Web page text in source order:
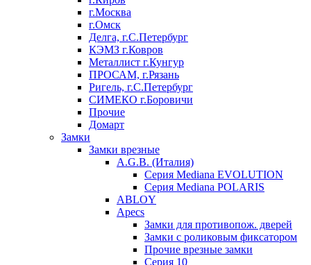
г.Москва
г.Омск
Делга, г.С.Петербург
КЭМЗ г.Ковров
Металлист г.Кунгур
ПРОСАМ, г.Рязань
Ригель, г.С.Петербург
СИМЕКО г.Боровичи
Прочие
Домарт
Замки
Замки врезные
A.G.B. (Италия)
Серия Mediana EVOLUTION
Серия Mediana POLARIS
ABLOY
Apecs
Замки для противопож. дверей
Замки с роликовым фиксатором
Прочие врезные замки
Серия 10